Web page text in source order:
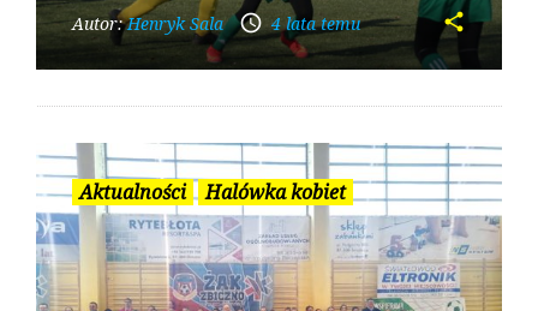
Autor:Henryk Sala access_time 4 lata temu share
Aktualności Halówka kobiet